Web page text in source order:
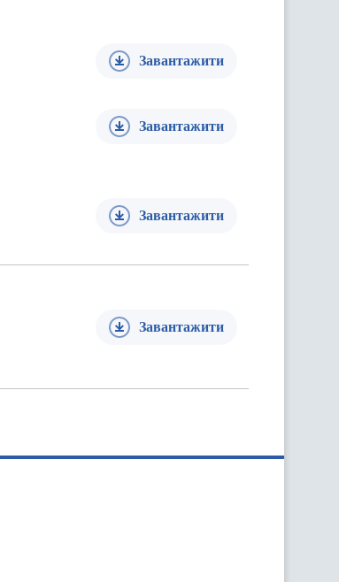
Завантажити
Завантажити
Завантажити
Завантажити